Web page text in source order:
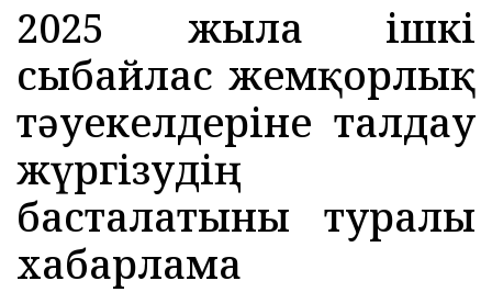
2025 жылға ішкі
сыбайлас жемқорлық
тәуекелдеріне талдау
жүргізудің
басталатыны туралы
хабарлама